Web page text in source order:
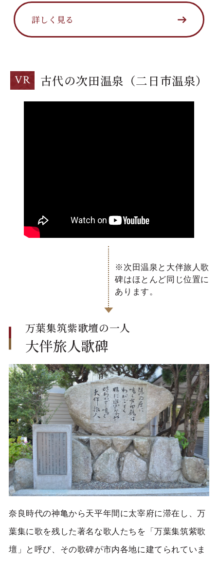
詳しく見る
VR 古代の次田温泉（二日市温泉）
※次田温泉と大伴旅人歌
碑はほとんど同じ位置に
あります。
万葉集筑紫歌壇の一人
大伴旅人歌碑
奈良時代の神亀から天平年間に太宰府に滞在し、万
葉集に歌を残した著名な歌人たちを「万葉集筑紫歌
壇」と呼び、その歌碑が市内各地に建てられていま